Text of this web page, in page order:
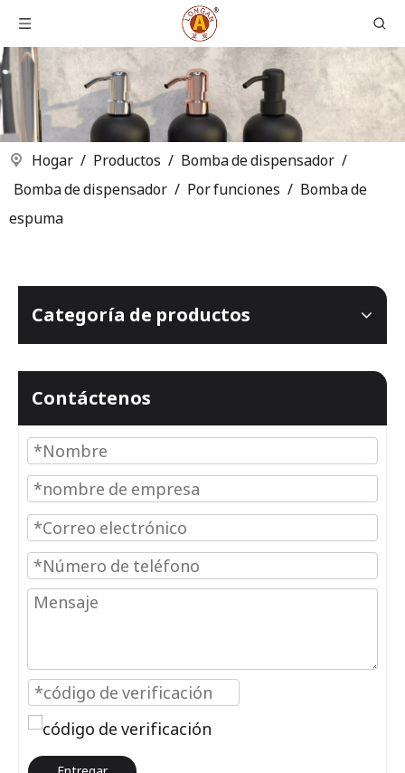
Hogar / Productos / Bomba de dispensador /
Bomba de dispensador / Por funciones / Bomba de
espuma
Categoría de productos
Contáctenos